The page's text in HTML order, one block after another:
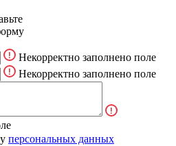
Некорректно заполнено поле
Некорректно заполнено поле
персональных данных